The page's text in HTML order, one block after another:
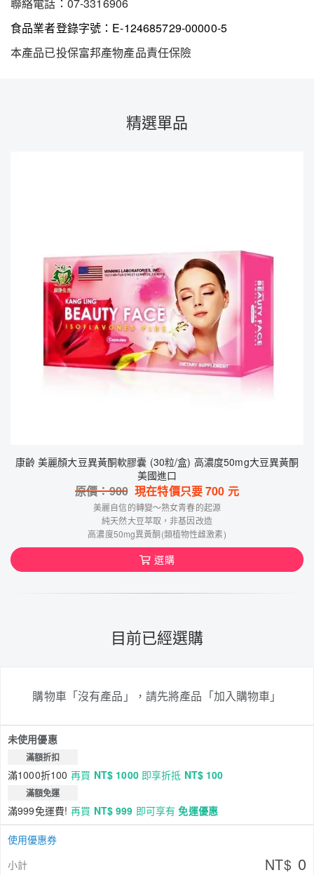
食品業者登錄字號：E-124685729-00000-5
本產品已投保富邦產物產品責任保險
精選單品
康齡 美麗顏大豆異黃酮軟膠囊 (30粒/盒) 高濃度50mg大豆異黃酮
美國進口
原價：900 現在特價只要700 元
美麗自信的轉變～熟女青春的起源
純天然大豆萃取，非基因改造
高濃度50mg異黃酮(類植物性雌激素)
選購
目前已經選購
購物車「沒有產品」，請先將產品「加入購物車」
未使用優惠
滿額折扣
滿1000折100 再買 NT$ 1000即享折抵 NT$ 100
滿額免運
滿999免運費! 再買 NT$ 999 即可享有免運優惠
使用優惠券
小計
NT$ 0